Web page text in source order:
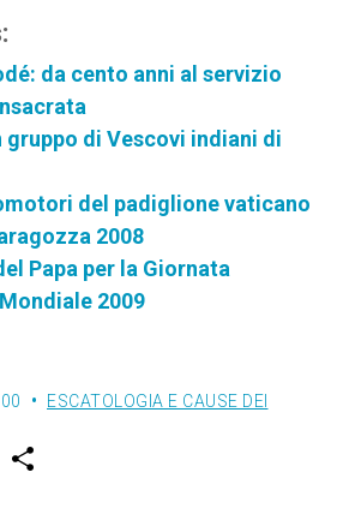
da cento anni al servizio
gruppo di Vescovi indiani di
del padiglione vaticano
2008
Papa per la Giornata
2009
ESCATOLOGIA E CAUSE DEI
w